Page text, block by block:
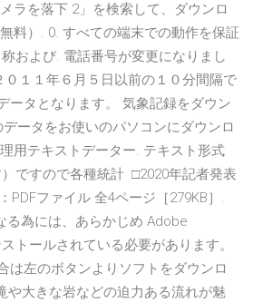
ラを落下 2」を検索して、ダウンロ
料）. 0. すべての端末での動作を保証
および. 電話番号が変更になりまし
１１年６月５日以前の１０分間隔で
ータとなります。 気象記録をダウン
ータをお使いのパソコンにダウンロ
用テキストデーター. テキスト形式
）ですので各種統計 □2020年記者発表
PDFファイル 全4ページ［279KB］.
る為には、あらかじめ Adobe
トールされている必要があります。
は左のボタンよりソフトをダウンロ
や大きな岩などの迫力ある流れが魅